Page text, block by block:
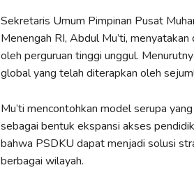
Sekretaris Umum Pimpinan Pusat
Menengah RI, Abdul Mu’ti,
oleh perguruan tinggi unggul.
global yang telah diterapkan oleh
Mu’ti mencontohkan model serupa
sebagai bentuk ekspansi akses
bahwa PSDKU dapat menjadi solusi
berbagai wilayah.